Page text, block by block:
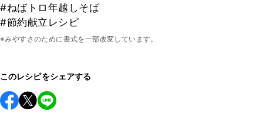
#ねばトロ年越しそば
#節約献立レシピ
※みやすさのために書式を一部改変しています。
このレシピをシェアする